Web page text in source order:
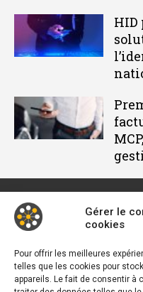
Gérer le
cookies
Pour offrir les meilleures
telles que les cookies pour
appareils. Le fait de consentir à
HID
informatiques. Retrouvez
nouveautés, des retours
livres blancs et les